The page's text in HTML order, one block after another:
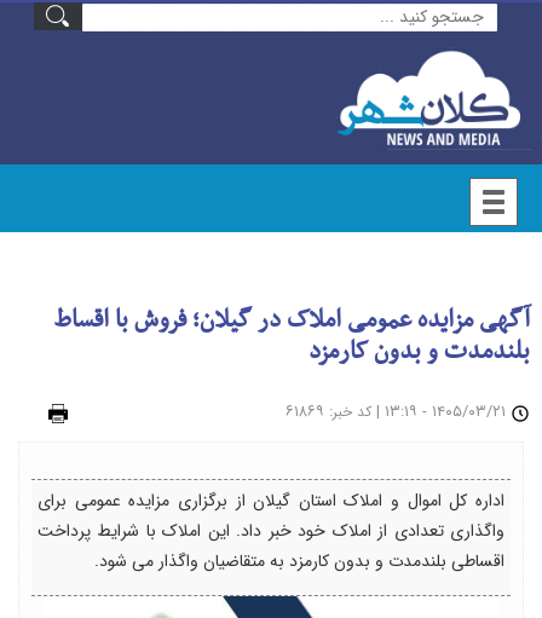
آگهی مزایده عمومی املاک در گیلان؛ فروش با اقساط
بلندمدت و بدون کارمزد
| کد خبر: ۶۱۸۶۹
اداره کل اموال و املاک استان گیلان از برگزاری مزایده عمومی برای
واگذاری تعدادی از املاک خود خبر داد. این املاک با شرایط پرداخت
اقساطی بلندمدت و بدون کارمزد به متقاضیان واگذار می شود.